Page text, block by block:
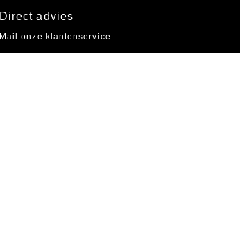
Direct advies
Mail onze klantenservice